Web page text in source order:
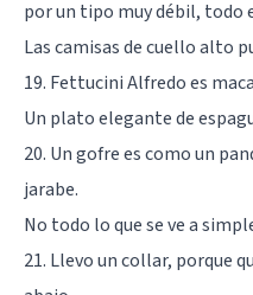
por un tipo muy débil, todo
Las camisas de cuello alto
19. Fettucini Alfredo es
Un plato elegante de
20. Un gofre es como un
jarabe.
No todo lo que se ve a
21. Llevo un collar, porque